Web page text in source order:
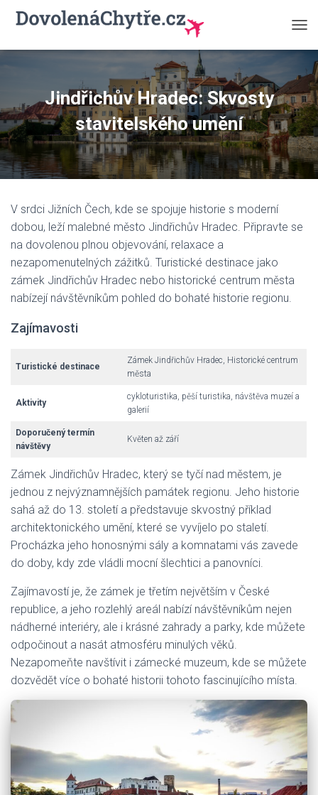
Ř
P
O
U
T
N
A
C
Jindřichův Hradec: Skvosty
stavitelského umění
V srdci Jižních Čech, kde se spojuje historie s moderní
dobou, leží malebné město Jindřichův Hradec. Připravte se
na dovolenou plnou objevování, relaxace a
nezapomenutelných zážitků. Turistické destinace jako
zámek Jindřichův Hradec nebo historické centrum města
nabízejí návštěvníkům pohled do bohaté historie regionu.
Zajímavosti
Turistické destinace
Zámek Jindřichův Hradec, Historické centrum
města
Aktivity
cykloturistika, pěší turistika, návštěva muzeí a
galerií
Doporučený termín
návštěvy
Květen až září
Zámek Jindřichův Hradec, který se tyčí nad městem, je
jednou z nejvýznamnějších památek regionu. Jeho historie
sahá až do 13. století a představuje skvostný příklad
architektonického umění, které se vyvíjelo po staletí.
Procházka jeho honosnými sály a komnatami vás zavede
do doby, kdy zde vládli mocní šlechtici a panovníci.
Zajímavostí je, že zámek je třetím největším v České
republice, a jeho rozlehlý areál nabízí návštěvníkům nejen
nádherné interiéry, ale i krásné zahrady a parky, kde můžete
odpočinout a nasát atmosféru minulých věků.
Nezapomeňte navštívit i zámecké muzeum, kde se můžete
dozvědět více o bohaté historii tohoto fascinujícího místa.